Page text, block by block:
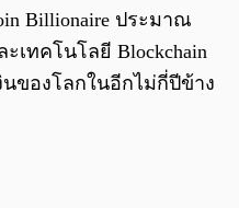
Billionaire ประมาณ
เทคโนโลยี Blockchain
นของโลกในอีกไม่กี่ปีข้าง